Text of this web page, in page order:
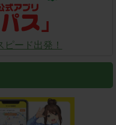
ード出発！